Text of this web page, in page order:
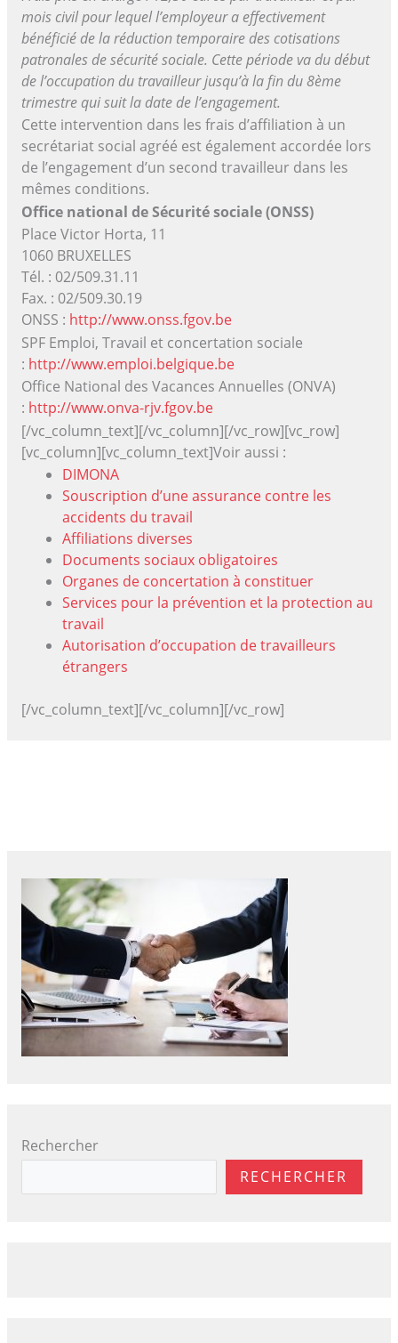
mois civil pour lequel l’employeur a effectivement
bénéficié de la réduction temporaire des cotisations
patronales de sécurité sociale. Cette période va du début
de l’occupation du travailleur jusqu’à la fin du 8ème
trimestre qui suit la date de l’engagement.
Cette intervention dans les frais d’affiliation à un
secrétariat social agréé est également accordée lors
de l’engagement d’un second travailleur dans les
mêmes conditions.
Office national de Sécurité sociale (ONSS)
Place Victor Horta, 11
1060 BRUXELLES
Tél. : 02/509.31.11
Fax. : 02/509.30.19
ONSS : http://www.onss.fgov.be
SPF Emploi, Travail et concertation sociale
: http://www.emploi.belgique.be
Office National des Vacances Annuelles (ONVA)
: http://www.onva-rjv.fgov.be
[/vc_column_text][/vc_column][/vc_row][vc_row]
[vc_column][vc_column_text]Voir aussi :
DIMONA
Souscription d’une assurance contre les
accidents du travail
Affiliations diverses
Documents sociaux obligatoires
Organes de concertation à constituer
Services pour la prévention et la protection au
travail
Autorisation d’occupation de travailleurs
étrangers
[/vc_column_text][/vc_column][/vc_row]
Rechercher
RECHERCHER